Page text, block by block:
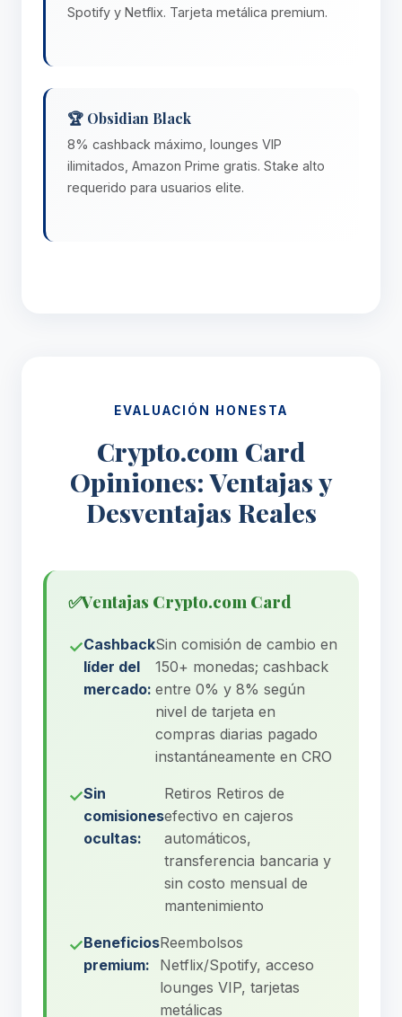
Spotify y Netflix. Tarjeta metálica premium.
🏆 Obsidian Black
8% cashback máximo, lounges VIP
ilimitados, Amazon Prime gratis. Stake alto
requerido para usuarios elite.
EVALUACIÓN HONESTA
Crypto.com Card
Opiniones: Ventajas y
Desventajas Reales
✅Ventajas Crypto.com Card
Cashback
líder del
mercado:
Sin comisión de cambio en
150+ monedas; cashback
entre 0% y 8% según
nivel de tarjeta en
compras diarias pagado
instantáneamente en CRO
Sin
comisiones
ocultas:
Retiros Retiros de
efectivo en cajeros
automáticos,
transferencia bancaria y
sin costo mensual de
mantenimiento
Beneficios
premium:
Reembolsos
Netflix/Spotify, acceso
lounges VIP, tarjetas
metálicas